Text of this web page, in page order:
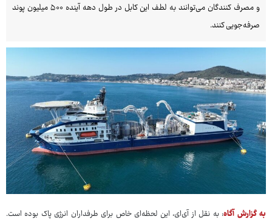
و مصرف کنندگان‌ می‌توانند به لطف این کابل در طول دهه آینده ۵۰۰ میلیون پوند
صرفه‌جویی کنند.
به گزارش آگاه: به نقل از آی‌ای، این لحظه‌ای خاص برای طرفداران انرژی پاک بوده است.